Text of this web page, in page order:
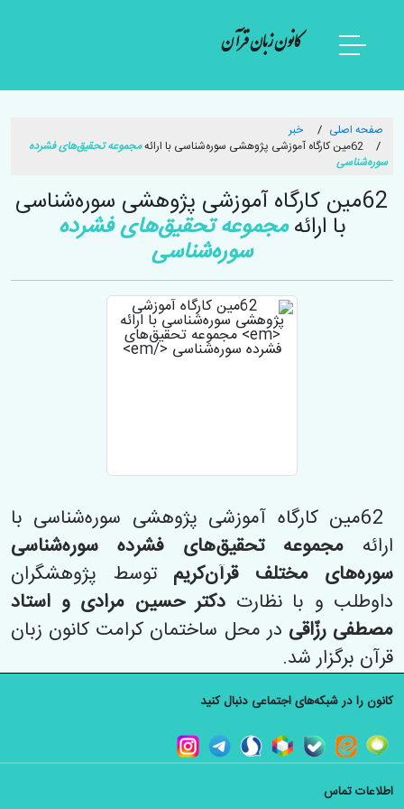
کانون زبان قرآن
صفحه اصلی
خبر
مجموعه تحقیق‌های فشرده
سوره‌شناسی
62مین کارگاه آموزشی پژوهشی سوره‌شناسی
با ارائهمجموعه تحقیق‌های فشرده
سوره‌شناسی
62مین کارگاه آموزشی پژوهشی سوره‌شناسی با
ارائه مجموعه تحقیق‌های فشرده سوره‌شناسی
سوره‌های مختلف قرآن‌کریمتوسط پژوهشگران
داوطلب و با نظارت دکتر حسین مرادی و استاد
مصطفی رزّاقی در محل ساختمان کرامت کانون زبان
قرآن برگزار شد.
کانون را در شبکه‌های اجتماعی دنبال کنید
اطلاعات تماس